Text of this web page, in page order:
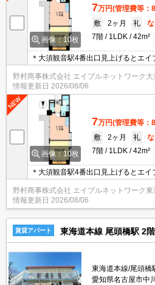
画像：10枚
7万円(管理費等：
敷
2ヶ月 礼
7階
1LDK 42m²
＊大須観音駅4番出口見上げるとエイ
野村商事株式会社 エイブルネットワーク大
情報更新日 2026/08/06
画像：10枚
7万円(管理費等：
敷
2ヶ月 礼
7階
1LDK 42m²
＊大須観音駅4番出口見上げるとエイ
野村商事株式会社 エイブルネットワーク東
情報更新日 2026/08/06
賃貸アパート 東海道本線 尾頭橋駅 2
東海道本線/尾頭橋
愛知県名古屋市中